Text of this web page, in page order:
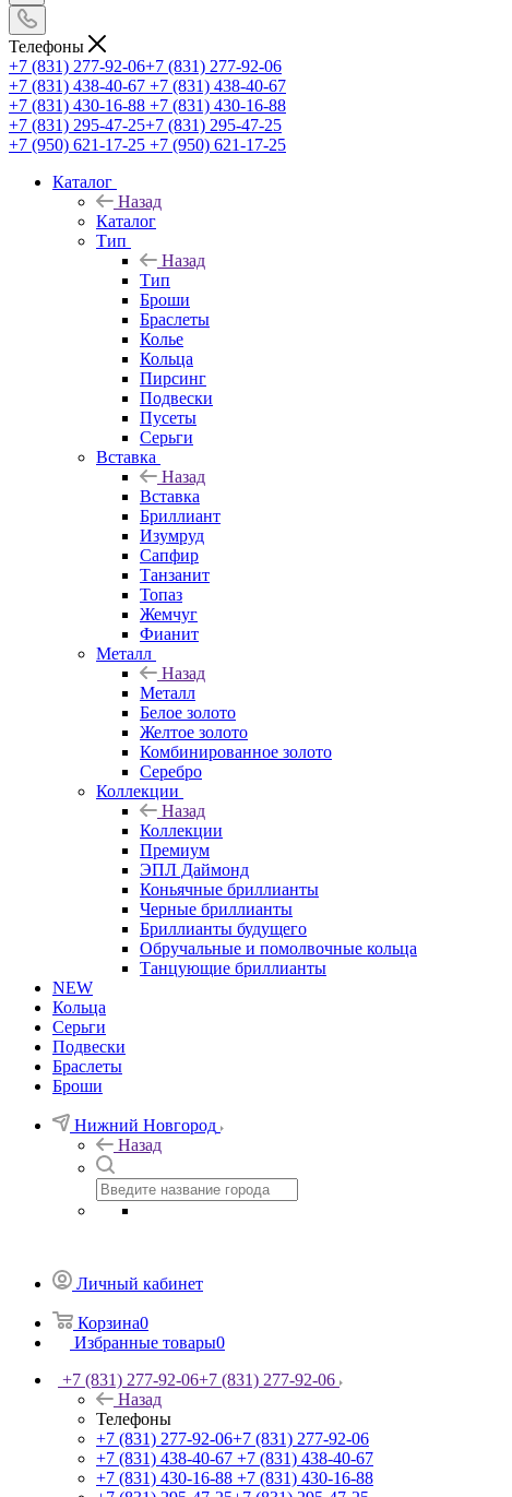
Телефоны
+7 (831) 277-92-06+7 (831) 277-92-06
+7 (831) 438-40-67 +7 (831) 438-40-67
+7 (831) 430-16-88 +7 (831) 430-16-88
+7 (831) 295-47-25+7 (831) 295-47-25
+7 (950) 621-17-25 +7 (950) 621-17-25
Каталог
Назад
Каталог
Тип
Назад
Тип
Броши
Браслеты
Колье
Кольца
Пирсинг
Подвески
Пусеты
Серьги
Вставка
Назад
Вставка
Бриллиант
Изумруд
Сапфир
Танзанит
Топаз
Жемчуг
Фианит
Металл
Назад
Металл
Белое золото
Желтое золото
Комбинированное золото
Серебро
Коллекции
Назад
Коллекции
Премиум
ЭПЛ Даймонд
Коньячные бриллианты
Черные бриллианты
Бриллианты будущего
Обручальные и помолвочные кольца
Танцующие бриллианты
NEW
Кольца
Серьги
Подвески
Браслеты
Броши
Нижний Новгород
Назад
Личный кабинет
Корзина0
Избранные товары0
+7 (831) 277-92-06+7 (831) 277-92-06
Назад
Телефоны
+7 (831) 277-92-06+7 (831) 277-92-06
+7 (831) 438-40-67 +7 (831) 438-40-67
+7 (831) 430-16-88 +7 (831) 430-16-88